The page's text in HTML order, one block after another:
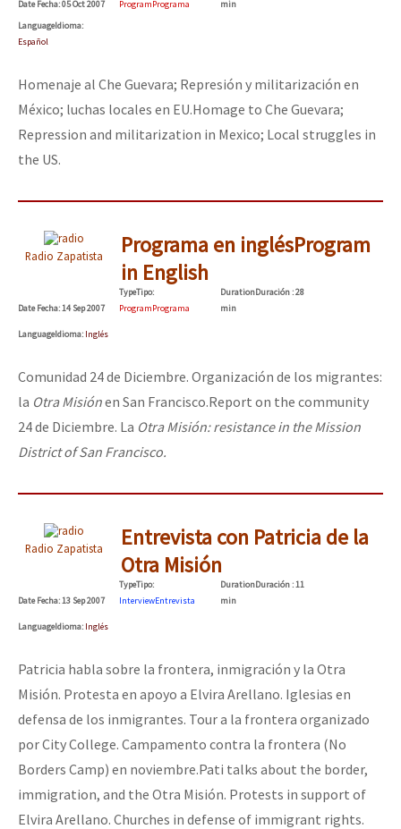
Mundo
EZLN
La Sexta
AutonomÍa y Resistencia
Mujeres
ETIQUETAS
Audio
Fotorreportaje
Video
Otras secciones
Semillero Guerra contra la Humanidad. (Las poblaciones y
la naturaleza bajo asedio)
Libros para descargar
Medios Libres
Eventos
Contacto
[CDMX – 20 julio] Jornadas globales por la libertad de Jesús
Se o México sabe, que o mundo saiba! Nossas lutas pela
[25 abr – CDMX] Tokín por el CNI: 30 años de Resistencia y
DateFecha: 05 Oct 2007
ProgramPrograma
min
LanguageIdioma:
Español
Homenaje al Che Guevara; Represión y militarización en
México; luchas locales en EU.Homage to Che Guevara;
Repression and militarization in Mexico; Local struggles in
the US.
Radio Zapatista Programa en inglésProgram
in English
DateFecha: 14 Sep 2007
TypeTipo:
ProgramPrograma
DurationDuración: 28
min
LanguageIdioma: Inglés
Comunidad 24 de Diciembre. Organización de los migrantes:
la Otra Misiónen San Francisco.Report on the community
24 de Diciembre. La Otra Misión: resistance in the Mission
District of San Francisco.
Radio Zapatista
Entrevista con Patricia de la
Otra Misión
DateFecha: 13 Sep 2007
TypeTipo:
InterviewEntrevista
DurationDuración: 11
min
LanguageIdioma: Inglés
Patricia habla sobre la frontera, inmigración y la Otra
Misión. Protesta en apoyo a Elvira Arellano. Iglesias en
defensa de los inmigrantes. Tour a la frontera organizado
por City College. Campamento contra la frontera (No
Borders Camp) en noviembre.Pati talks about the border,
immigration, and the Otra Misión. Protests in support of
Elvira Arellano. Churches in defense of immigrant rights.